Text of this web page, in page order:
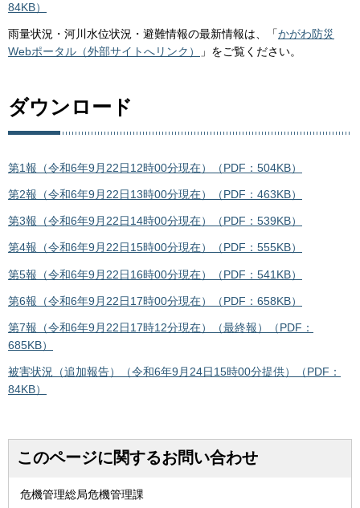
84KB）
雨量状況・河川水位状況・避難情報の最新情報は、「かがわ防災
Webポータル（外部サイトへリンク）
」をご覧ください。
ダウンロード
第1報（令和6年9月22日12時00分現在）（PDF：504KB）
第2報（令和6年9月22日13時00分現在）（PDF：463KB）
第3報（令和6年9月22日14時00分現在）（PDF：539KB）
第4報（令和6年9月22日15時00分現在）（PDF：555KB）
第5報（令和6年9月22日16時00分現在）（PDF：541KB）
第6報（令和6年9月22日17時00分現在）（PDF：658KB）
第7報（令和6年9月22日17時12分現在）（最終報）（PDF：
685KB）
被害状況（追加報告）（令和6年9月24日15時00分提供）（PDF：
84KB）
このページに関するお問い合わせ
危機管理総局危機管理課